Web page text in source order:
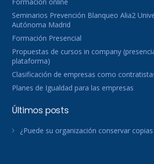
Seminarios Prevención Blanqueo Alia2
Autónoma Madrid
Formación Presencial
Propuestas de cursos in company
plataforma)
Clasificación de empresas como
Planes de Igualdad para las empresas
Últimos posts
¿Puede su organización conservar